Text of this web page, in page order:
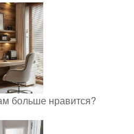
больше нравится?